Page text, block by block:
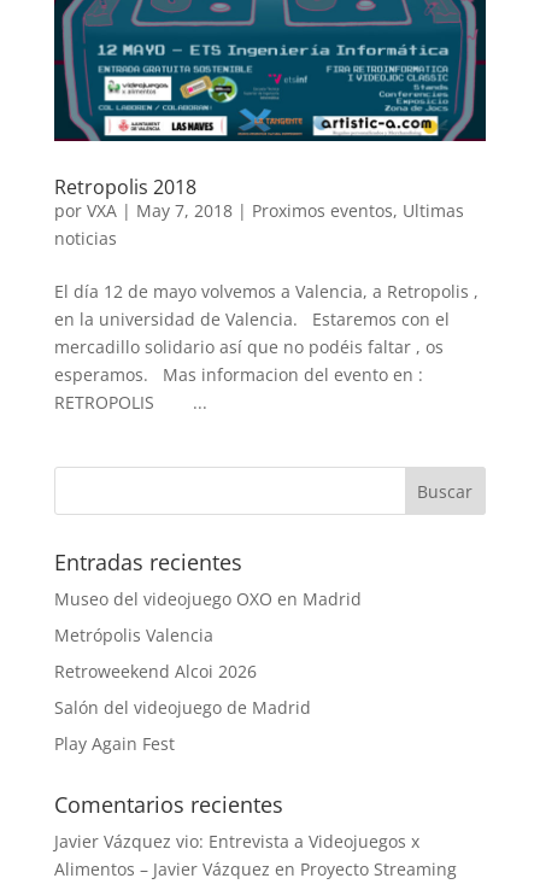
Retropolis 2018
por VXA| May 7, 2018| Proximos eventos, Ultimas
noticias
El día 12 de mayo volvemos a Valencia, a Retropolis ,
en la universidad de Valencia. Estaremos con el
mercadillo solidario así que no podéis faltar , os
esperamos. Mas informacion del evento en :
RETROPOLIS ...
Entradas recientes
Museo del videojuego OXO en Madrid
Metrópolis Valencia
Retroweekend Alcoi 2026
Salón del videojuego de Madrid
Play Again Fest
Comentarios recientes
Javier Vázquez vio: Entrevista a Videojuegos x
Alimentos – Javier Vázquez en Proyecto Streaming